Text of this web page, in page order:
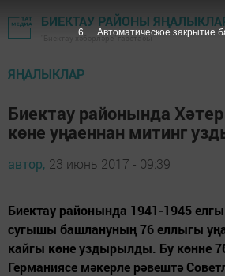
БИЕКТАУ РАЙОНЫ
"Биектау хәбәрләре" газетасы
ЯҢАЛЫКЛАР
Биектау районында
көне уңаеннан митинг
автор, 23 июнь 2017 - 09:39
Биектау районында 1941-1945
сугышы башлануның 76 еллыгы
кайгы көне уздырылды. Бу көнне
Германиясе мәкерле рәвештә
5 Автоматическое закрытие